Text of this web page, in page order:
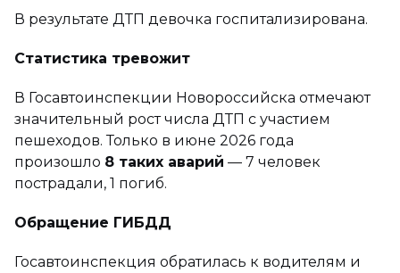
В результате ДТП девочка госпитализирована.
Статистика тревожит
В Госавтоинспекции Новороссийска отмечают
значительный рост числа ДТП с участием
пешеходов. Только в июне 2026 года
произошло 8 таких аварий — 7 человек
пострадали, 1 погиб.
Обращение ГИБДД
Госавтоинспекция обратилась к водителям и